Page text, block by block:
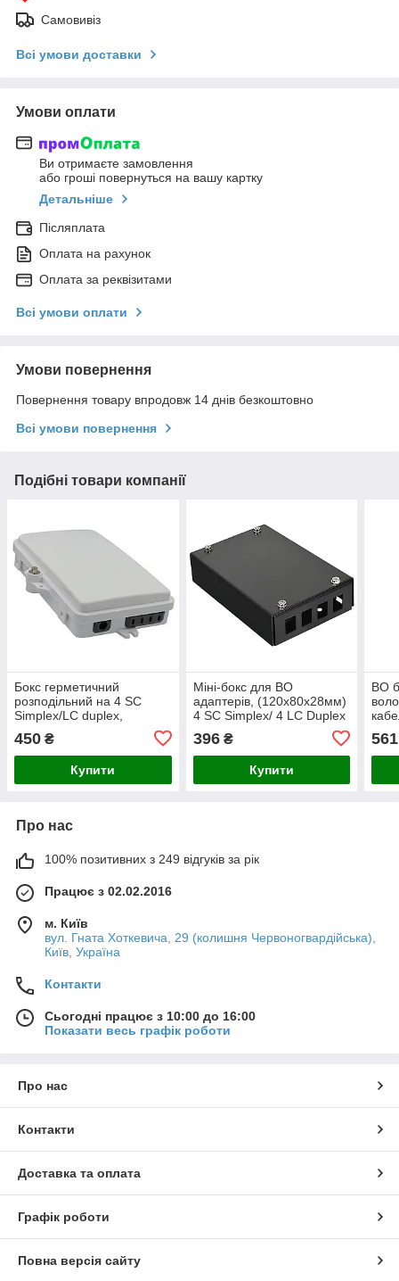
Самовивіз
Всі умови доставки
Умови оплати
Ви отримаєте замовлення
або гроші повернуться на вашу картку
Детальніше
Післяплата
Оплата на рахунок
Оплата за реквізитами
Всі умови оплати
Умови повернення
Повернення товару впродовж 14 днів безкоштовно
Всі умови повернення
Подібні товари компанії
Бокс герметичний
розподільний на 4 SC
Simplex/LC duplex,
450 ₴
Купити
Міні-бокс для ВО
адаптерів, (120х80х28мм)
4 SC Simplex/ 4 LC Duplex
396₴
Купити
ВО
561
Про нас
100% позитивних з 249 відгуків за рік
Працює з 02.02.2016
м. Київ
вул. Гната Хоткевича, 29 (колишня Червоногвардійська),
Київ, Україна
Контакти
Сьогодні працює з 10:00 до 16:00
Показати весь графік роботи
Про нас
Контакти
Доставка та оплата
Графік роботи
Повна версія сайту